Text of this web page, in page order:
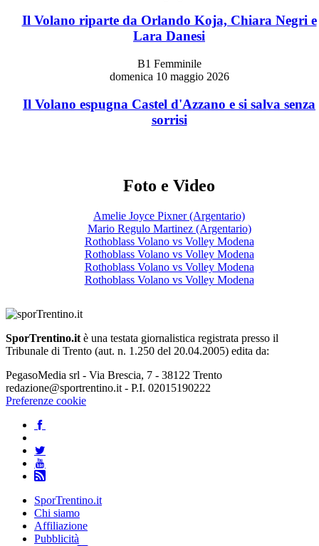
Il Volano riparte da Orlando Koja, Chiara Negri e
Lara Danesi
B1 Femminile
domenica 10 maggio 2026
Il Volano espugna Castel d'Azzano e si salva senza
sorrisi
Foto e Video
Amelie Joyce Pixner (Argentario)
Mario Regulo Martinez (Argentario)
Rothoblass Volano vs Volley Modena
Rothoblass Volano vs Volley Modena
Rothoblass Volano vs Volley Modena
Rothoblass Volano vs Volley Modena
SporTrentino.it è una testata giornalistica registrata presso il
Tribunale di Trento (aut. n. 1.250 del 20.04.2005) edita da:
PegasoMedia srl - Via Brescia, 7 - 38122 Trento
redazione@sportrentino.it - P.I. 02015190222
Preferenze cookie
SporTrentino.it
Chi siamo
Affiliazione
Pubblicità